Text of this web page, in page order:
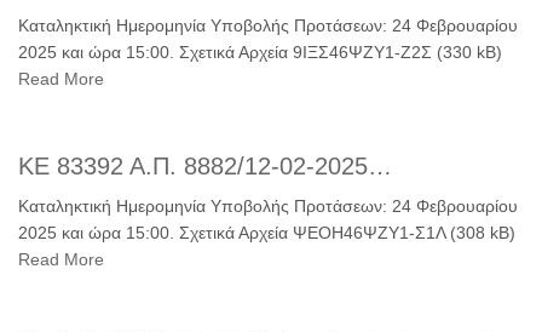
Καταληκτική Ημερομηνία Υποβολής Προτάσεων: 24 Φεβρουαρίου
2025 και ώρα 15:00. Σχετικά Αρχεία 9ΙΞΣ46ΨΖΥ1-Ζ2Σ (330 kB)
Read More
ΚΕ 83392 Α.Π. 8882/12-02-2025…
Καταληκτική Ημερομηνία Υποβολής Προτάσεων: 24 Φεβρουαρίου
2025 και ώρα 15:00. Σχετικά Αρχεία ΨΕΟΗ46ΨΖΥ1-Σ1Λ (308 kB)
Read More